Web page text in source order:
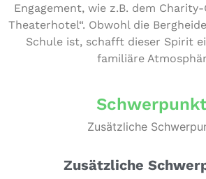
Enga­ge­ment, wie z.B. dem
Thea­ter­ho­tel“. Obwohl die
Schule ist, schafft dieser Spirit
familiäre
Zusätzliche
Zusätzliche